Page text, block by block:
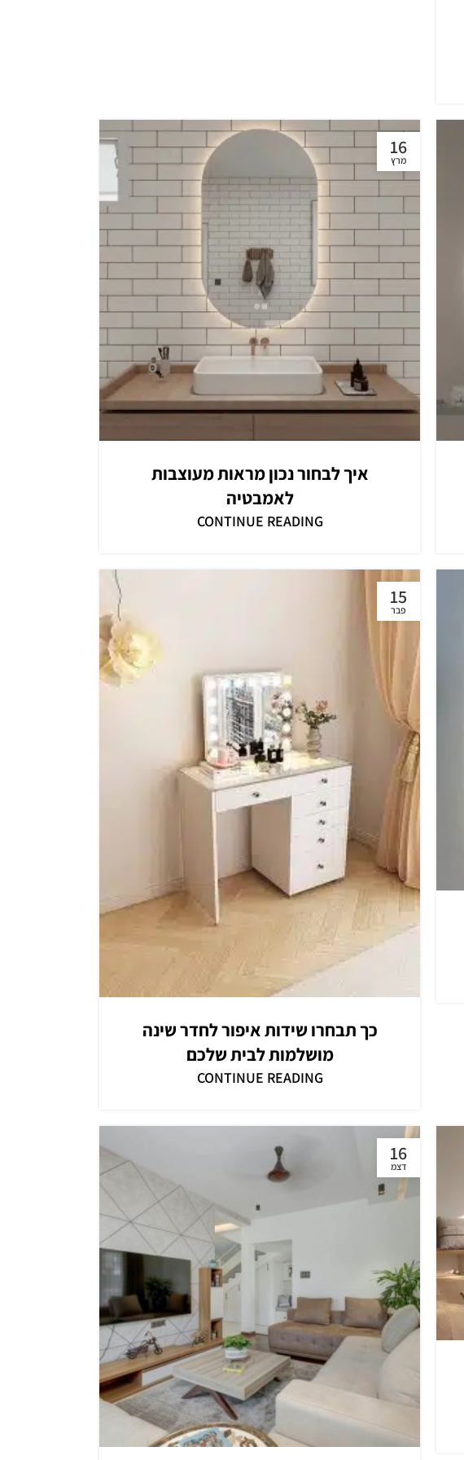
16
מרץ
איך לבחור נכון מראות מעוצבות
לאמבטיה
CONTINUE READING
15
פבר
כך תבחרו שידות איפור לחדר שינה
מושלמות לבית שלכם
CONTINUE READING
16
דצמ